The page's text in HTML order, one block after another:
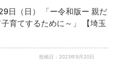
日（日） 「ー令和版ー 親だ
育てするために～」 【埼玉
投稿日：2023年9月20日